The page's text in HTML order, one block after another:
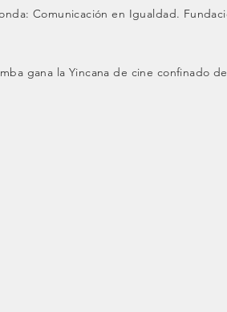
Comunicación en Igualdad.
gana la Yincana de cine confinado